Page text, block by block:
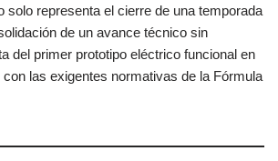
solo representa el cierre de una temporada
de un avance técnico sin
del primer prototipo eléctrico funcional en
las exigentes normativas de la Fórmula